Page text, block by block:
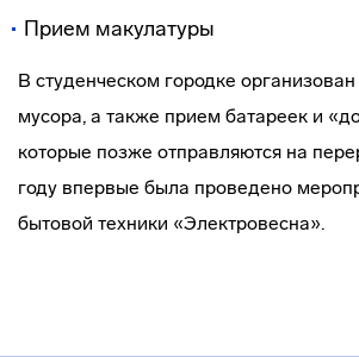
Прием макулатуры
В студенческом городке
мусора, а также прием батареек и
которые позже отправляются на
году впервые была проведено
бытовой техники «Электровесна».